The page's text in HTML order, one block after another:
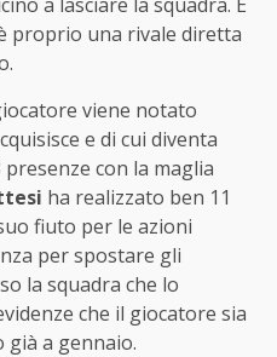
proprio una rivale diretta
viene notato
e di cui diventa
con la maglia
ha realizzato ben 11
fiuto per le azioni
per spostare gli
la squadra che lo
che il giocatore sia
a gennaio.